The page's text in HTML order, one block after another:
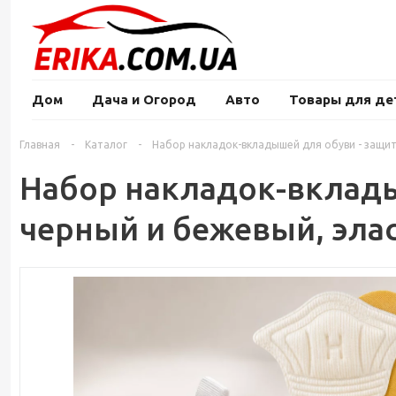
Дом Дача и Огород Авто Товары для
Главная - Каталог - Набор накладок-вкладышей для обуви -
Набор накладок-
черный и бежевый,